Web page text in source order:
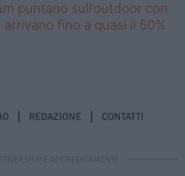
puntano sull’outdoor con
fino a quasi il 50%
REDAZIONE CONTATTI
E ACCREDITAMENTI